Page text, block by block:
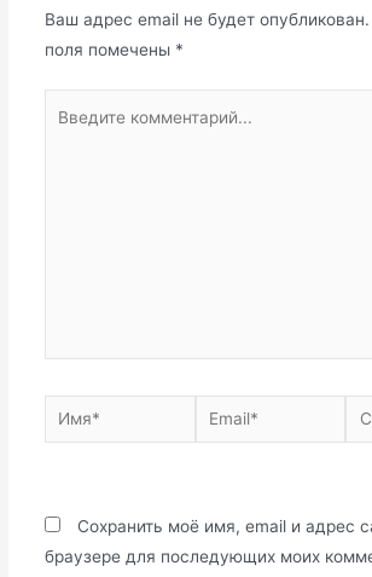
Ваш адрес email не будет опубликован.
поля помечены *
Имя* Email*
Сохранить моё имя, email и адрес
браузере для последующих моих